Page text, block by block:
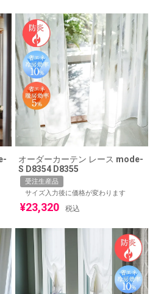
オーダーカーテン レース mode-
S D8354 D8355
受注生産品
サイズ入力後に価格が変わります
¥23,320 税込